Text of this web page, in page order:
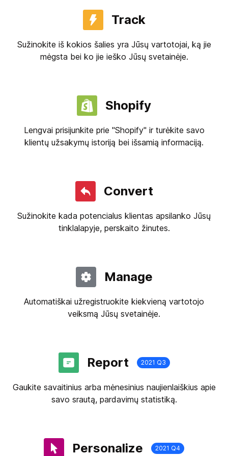
Track
Sužinokite iš kokios šalies yra Jūsų vartotojai, ką jie
mėgsta bei ko jie ieško Jūsų svetainėje.
Shopify
Lengvai prisijunkite prie "Shopify" ir turėkite savo
klientų užsakymų istoriją bei išsamią informaciją.
Convert
Sužinokite kada potencialus klientas apsilanko Jūsų
tinklalapyje, perskaito žinutes.
Manage
Automatiškai užregistruokite kiekvieną vartotojo
veiksmą Jūsų svetainėje.
Report 2021 Q3
Gaukite savaitinius arba mėnesinius naujienlaiškius apie
savo srautą, pardavimų statistiką.
Personalize 2021 Q4